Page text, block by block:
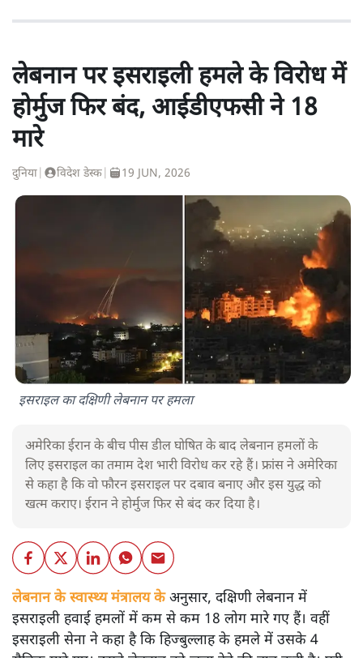
लेबनान पर इसराइली हमले के विरोध में
होर्मुज फिर बंद, आईडीएफसी ने 18
मारे
दुनिया विदेश डेस्क 19 JUN, 2026
इसराइल का दक्षिणी लेबनान पर हमला
अमेरिका ईरान के बीच पीस डील घोषित के बाद लेबनान हमलों के
लिए इसराइल का तमाम देश भारी विरोध कर रहे हैं। फ्रांस ने अमेरिका
से कहा है कि वो फौरन इसराइल पर दबाव बनाए और इस युद्ध को
खत्म कराए। ईरान ने होर्मुज फिर से बंद कर दिया है।
लेबनान के स्वास्थ्य मंत्रालय केअनुसार, दक्षिणी लेबनान में
इसराइली हवाई हमलों में कम से कम 18 लोग मारे गए हैं। वहीं
इसराइली सेना ने कहा है कि हिज्बुल्लाह के हमले में उसके 4